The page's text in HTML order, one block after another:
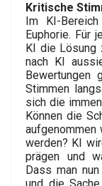
Kritische
Im KI-
Euphorie. Für
KI die Lösung
nach KI
Bewertungen
Stimmen
sich die
Können die
aufgenommen
werden? KI
prägen und
Dass man